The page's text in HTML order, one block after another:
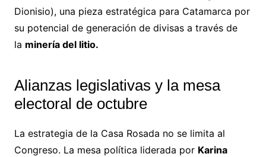
Dionisio), una pieza estratégica para Catamarca por
su potencial de generación de divisas a través de
la minería del litio.
Alianzas legislativas y la mesa
electoral de octubre
La estrategia de la Casa Rosada no se limita al
Congreso. La mesa política liderada por Karina